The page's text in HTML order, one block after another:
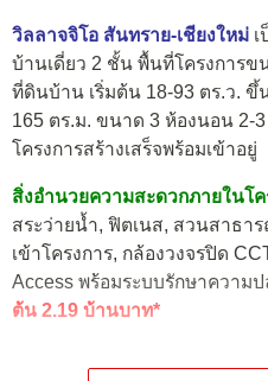
วิลลาจจิโอ สันทราย-เชียงใหม่
บ้านเดี่ยว 2 ชั้น พื้นที่โครงการ
ที่ดินบ้าน เริ่มต้น 18-93 ตร.ว.
165 ตร.ม. ขนาด 3 ห้องนอน 2-
โครงการสร้างเสร็จพร้อมเข้าอยู่
สิ่งอำนวยความสะดวกภายในโ
สระว่ายน้ำ, ฟิตเนส, สวนสาธา
เข้าโครงการ, กล้องวงจรปิด
Access พร้อมระบบรักษาความ
ต้น 2.19 บ้านบาท*